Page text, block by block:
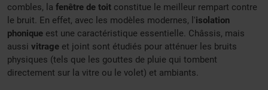
combles, la fenêtre de toit constitue le meilleur rempart contre
le bruit. En effet, avec les modèles modernes, l'isolation
phonique est une caractéristique essentielle. Châssis, mais
aussi vitrage et joint sont étudiés pour atténuer les bruits
physiques (tels que les gouttes de pluie qui tombent
directement sur la vitre ou le volet) et ambiants.